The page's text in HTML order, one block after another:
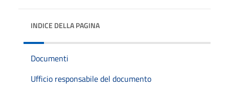
INDICE DELLA PAGINA
Documenti
Ufficio responsabile del documento